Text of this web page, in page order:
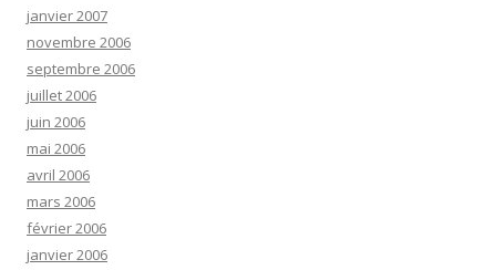
janvier 2007
novembre 2006
septembre 2006
juillet 2006
juin 2006
mai 2006
avril 2006
mars 2006
février 2006
janvier 2006